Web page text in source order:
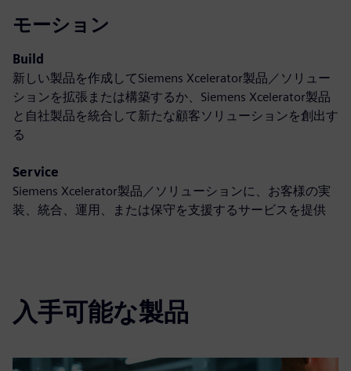
モーション
Build
新しい製品を作成してSiemens Xcelerator製品／ソリュー
ションを拡張または構築するか、Siemens Xcelerator製品
と自社製品を統合して新たな顧客ソリューションを創出す
る
Service
Siemens Xcelerator製品／ソリューションに、お客様の実
装、統合、運用、または保守を支援するサービスを提供
入手可能な製品